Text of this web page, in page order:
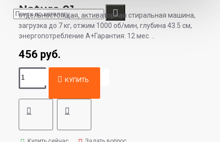
Nature 01
отдельностоящая, активаторная стиральная машина,
загрузка до 7 кг, отжим 1000 об/мин, глубина 43.5 см,
энергопотребление A+Гарантия: 12 мес. ..
456 руб.
КУПИТЬ